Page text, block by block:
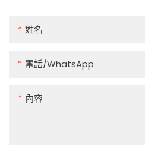
姓名
電話/WhatsApp
內容